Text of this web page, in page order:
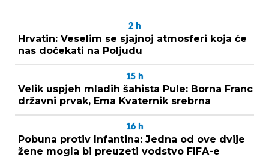
2 h
Hrvatin: Veselim se sjajnoj atmosferi koja će
nas dočekati na Poljudu
15 h
Velik uspjeh mladih šahista Pule: Borna Franc
državni prvak, Ema Kvaternik srebrna
16 h
Pobuna protiv Infantina: Jedna od ove dvije
žene mogla bi preuzeti vodstvo FIFA-e